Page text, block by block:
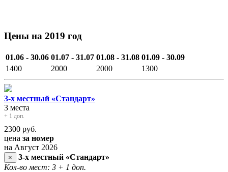
Цены на 2019 год
01.06 - 30.06 01.07 - 31.07 01.08 - 31.08 01.09 - 30.09
1400
2000 2000 1300
3-х местный «Стандарт»
3 места
+ 1 доп.
2300 руб.
цена за номер
на Август 2026
×
3-х местный «Стандарт»
Кол-во мест: 3 + 1 доп.